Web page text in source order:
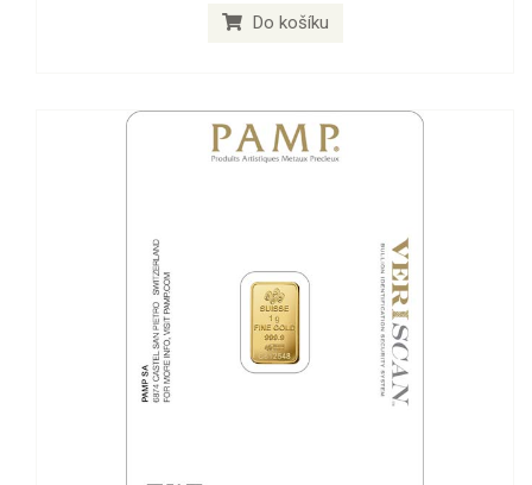
Do košíku